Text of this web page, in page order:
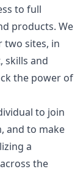
to full
products. We
two sites, in
skills and
the power of
to join
and to make
a
the